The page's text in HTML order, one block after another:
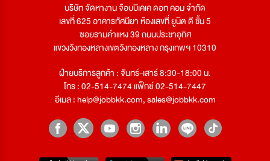
บริษัท จัดหางาน จ๊อบบีเคเค ดอท คอม จำกัด
เลขที่ 625 อาคารทัศนียา ห้องเลขที่ ยูนิต ดี ชั้น 5
ซอยรามคำแหง 39 ถนนประชาอุทิศ
แขวงวังทองหลางเขตวังทองหลาง กรุงเทพฯ 10310
ฝ่ายบริการลูกค้า : จันทร์-เสาร์ 8:30-18:00 น.
โทร : 02-514-7474 แฟ็กซ์ 02-514-7447
อีเมล :help@jobbkk.com,sales@jobbkk.com